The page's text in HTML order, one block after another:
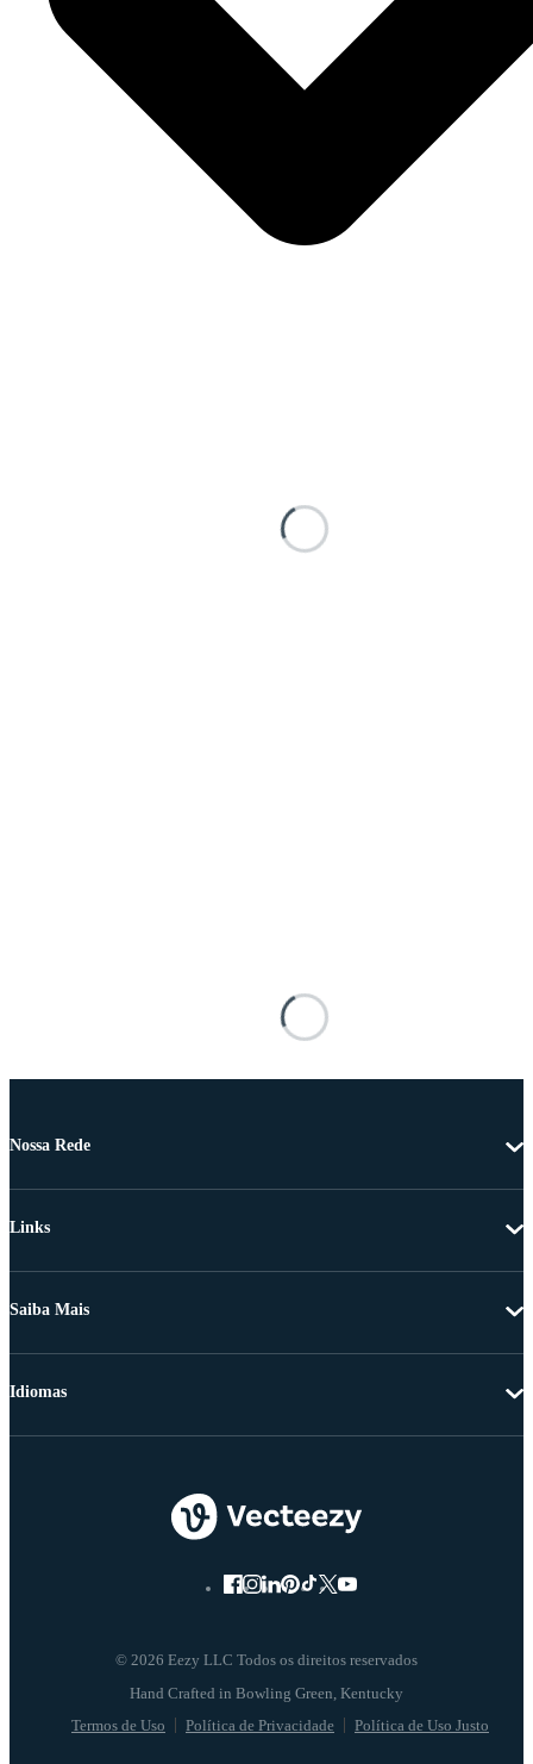
Nossa Rede
Links
Saiba Mais
© 2026 Eezy LLC Todos os direitos reservados
Termos de Uso Política de Privacidade Política de Uso Justo
Idiomas